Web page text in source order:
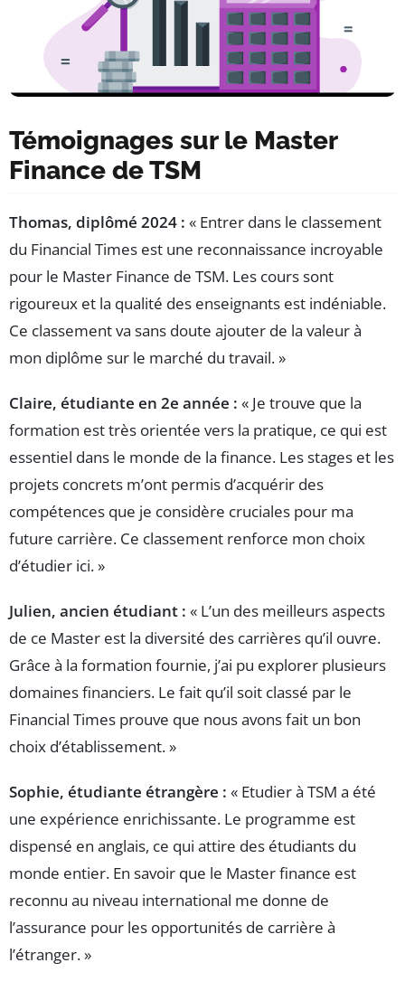
Témoignages sur le Master
Finance de TSM
Thomas, diplômé 2024 : « Entrer dans le classement
du Financial Times est une reconnaissance incroyable
pour le Master Finance de TSM. Les cours sont
rigoureux et la qualité des enseignants est indéniable.
Ce classement va sans doute ajouter de la valeur à
mon diplôme sur le marché du travail. »
Claire, étudiante en 2e année : « Je trouve que la
formation est très orientée vers la pratique, ce qui est
essentiel dans le monde de la finance. Les stages et les
projets concrets m’ont permis d’acquérir des
compétences que je considère cruciales pour ma
future carrière. Ce classement renforce mon choix
d’étudier ici. »
Julien, ancien étudiant : « L’un des meilleurs aspects
de ce Master est la diversité des carrières qu’il ouvre.
Grâce à la formation fournie, j’ai pu explorer plusieurs
domaines financiers. Le fait qu’il soit classé par le
Financial Times prouve que nous avons fait un bon
choix d’établissement. »
Sophie, étudiante étrangère : « Etudier à TSM a été
une expérience enrichissante. Le programme est
dispensé en anglais, ce qui attire des étudiants du
monde entier. En savoir que le Master finance est
reconnu au niveau international me donne de
l’assurance pour les opportunités de carrière à
l’étranger. »